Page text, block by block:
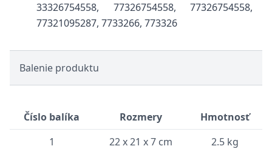
33326754558, 77326754558, 77326754558,
77321095287, 7733266, 773326
Balenie produktu
Číslo balíka Rozmery
Hmotnosť
1
22 x 21 x 7 cm 2.5 kg